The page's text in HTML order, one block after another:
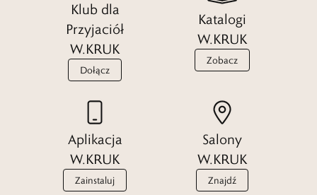
Klub dla
Przyjaciół
W.KRUK
Dołącz
Katalogi
W.KRUK
Zobacz
Aplikacja
W.KRUK
Zainstaluj
Salony
W.KRUK
Znajdź